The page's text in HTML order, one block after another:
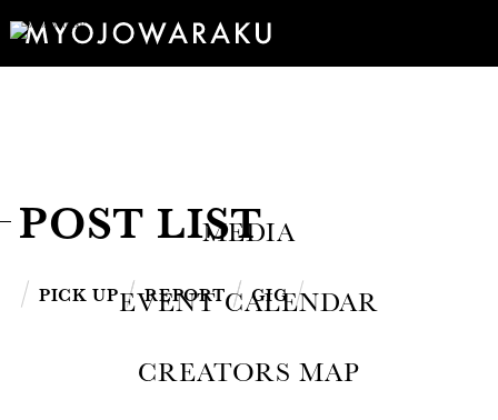
MEDIA
EVENT CALENDAR
CREATORS MAP
POST LIST
PICK UP REPORT GIG